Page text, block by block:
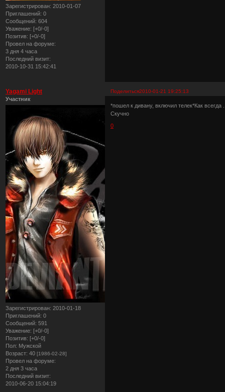
Зарегистрирован: 2010-01-07
Приглашений: 0
Сообщений: 604
Уважение: [+0/-0]
Позитив: [+0/-0]
Провел на форуме:
3 дня 4 часа
Последний визит:
2010-10-31 15:42:41
Поделиться2010-01-21 19:25:13
Yagami Light
Участник
Зарегистрирован: 2010-01-18
Приглашений: 0
Сообщений: 591
Уважение: [+0/-0]
Позитив: [+0/-0]
Пол: Мужской
Возраст: 40 [1986-02-28]
Провел на форуме:
2 дня 3 часа
Последний визит:
2010-06-20 15:04:19
*пошел к дивану, включил телек*Как всегда
Скучно
0